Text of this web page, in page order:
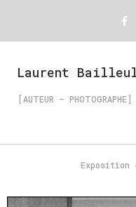
Laurent
[AUTEUR – PHOTOGRAPHE]